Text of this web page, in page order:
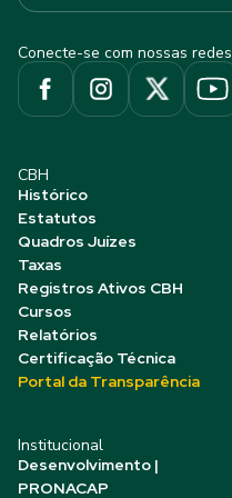
Conecte-se com nossas redes
CBH
Histórico
Estatutos
Quadros Juízes
Taxas
Registros Ativos CBH
Cursos
Relatórios
Certificação Técnica
Portal da Transparência
Institucional
Desenvolvimento |
PRONACAP